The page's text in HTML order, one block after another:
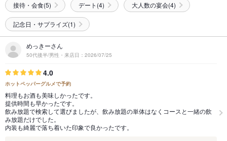
接待・会食(5) デート(4) 大人数の宴会(4)
記念日・サプライズ(1)
めっきーさん
50代後半/男性・来店日：2026/07/25
4.0
ホットペッパーグルメで予約
料理もお酒も美味しかったです。
提供時間も早かったです。
飲み放題で検索して選びましたが、飲み放題の単体はなくコースと一緒の飲
み放題だけでした。
内装も綺麗で落ち着いた印象で良かったです。